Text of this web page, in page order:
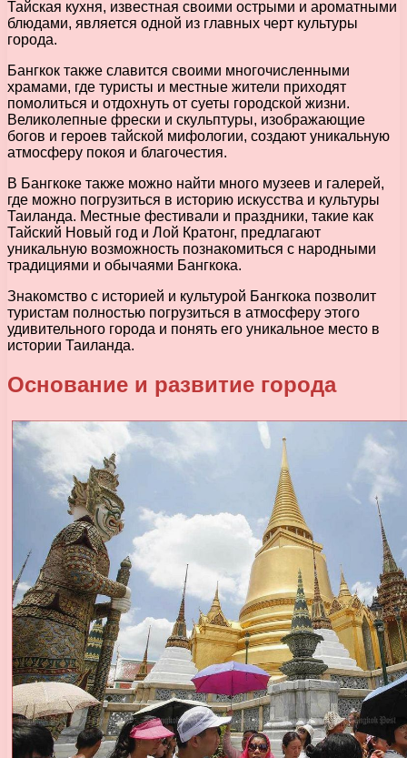
Тайская кухня, известная своими острыми и ароматными
блюдами, является одной из главных черт культуры
города.
Бангкок также славится своими многочисленными
храмами, где туристы и местные жители приходят
помолиться и отдохнуть от суеты городской жизни.
Великолепные фрески и скульптуры, изображающие
богов и героев тайской мифологии, создают уникальную
атмосферу покоя и благочестия.
В Бангкоке также можно найти много музеев и галерей,
где можно погрузиться в историю искусства и культуры
Таиланда. Местные фестивали и праздники, такие как
Тайский Новый год и Лой Кратонг, предлагают
уникальную возможность познакомиться с народными
традициями и обычаями Бангкока.
Знакомство с историей и культурой Бангкока позволит
туристам полностью погрузиться в атмосферу этого
удивительного города и понять его уникальное место в
истории Таиланда.
Основание и развитие города